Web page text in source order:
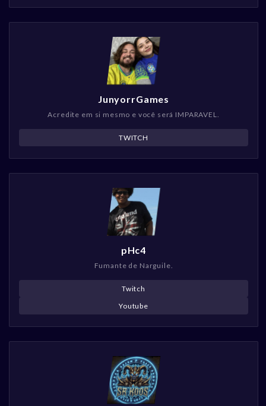
JunyorrGames
Acredite em si mesmo e você será IMPARAVEL.
TWITCH
pHc4
Fumante de Narguile.
Twitch
Youtube